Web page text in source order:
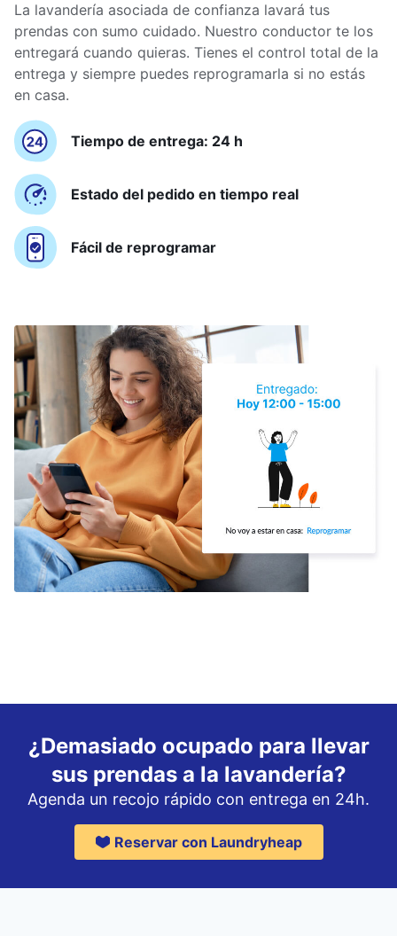
La lavandería asociada de confianza lavará tus
prendas con sumo cuidado. Nuestro conductor te los
entregará cuando quieras. Tienes el control total de la
entrega y siempre puedes reprogramarla si no estás
en casa.
Tiempo de entrega: 24 h
Estado del pedido en tiempo real
Fácil de reprogramar
¿Demasiado ocupado para llevar
sus prendas a la lavandería?
Agenda un recojo rápido con entrega en 24h.
Reservar con Laundryheap